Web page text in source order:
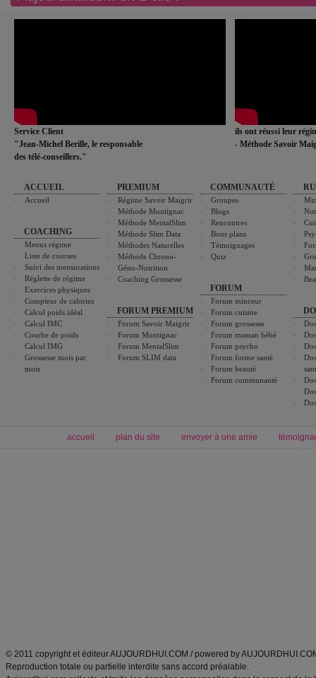
Service Client
"Jean-Michel Berille, le responsable
des télé-conseillers."
ils ont réussi leur
- Méthode Savoir
ACCUEIL
Accueil
COACHING
Menus régime
Liste de courses
Suivi des mensurations
Réglette de régime
Exercices physiques
Compteur de calories
Calcul poids idéal
Calcul IMC
Courbe de poids
Calcul IMG
Grossesse mois par
mois
PREMIUM
Régime Savoir Maigrir
Méthode Montignac
Méthode MentalSlim
Méthode Slim Data
Méthodes Naturelles
Méthode Chrono-
Géno-Nutrition
Coaching Grossesse
FORUM PREMIUM
Forum Savoir Maigrir
Forum Montignac
Forum MentalSlim
Forum SLIM data
COMMUNAUTÉ
Groupes
Blogs
Rencontres
Bons plans
Témoignages
Quiz
FORUM
Forum minceur
Forum cuisine
Forum grossesse
Forum maman bébé
Forum psycho
Forum forme santé
Forum beauté
Forum communauté
accueil plan du site envoyer à une amie
© 2011 copyright et éditeur AUJOURDHUI.COM / powered by
Reproduction totale ou partielle interdite sans accord préalable.